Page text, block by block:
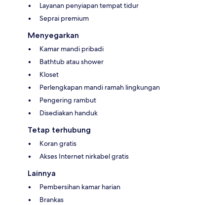
Layanan penyiapan tempat tidur
Seprai premium
Menyegarkan
Kamar mandi pribadi
Bathtub atau shower
Kloset
Perlengkapan mandi ramah lingkungan
Pengering rambut
Disediakan handuk
Tetap terhubung
Koran gratis
Akses Internet nirkabel gratis
Lainnya
Pembersihan kamar harian
Brankas